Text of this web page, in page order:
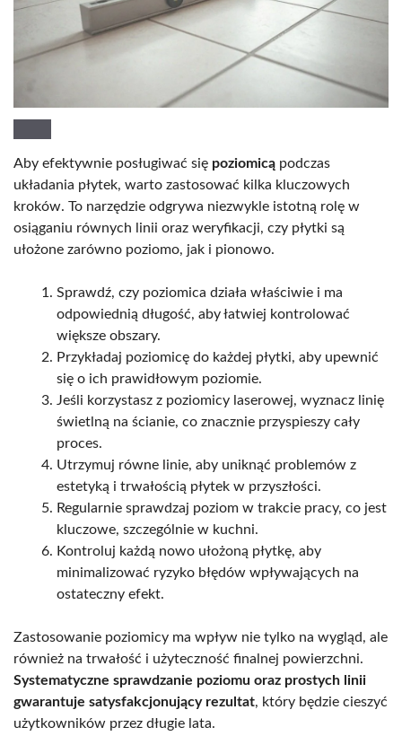
Aby efektywnie posługiwać się poziomicą podczas
układania płytek, warto zastosować kilka kluczowych
kroków. To narzędzie odgrywa niezwykle istotną rolę w
osiąganiu równych linii oraz weryfikacji, czy płytki są
ułożone zarówno poziomo, jak i pionowo.
Sprawdź, czy poziomica działa właściwie i ma
odpowiednią długość, aby łatwiej kontrolować
większe obszary.
Przykładaj poziomicę do każdej płytki, aby upewnić
się o ich prawidłowym poziomie.
Jeśli korzystasz z poziomicy laserowej, wyznacz linię
świetlną na ścianie, co znacznie przyspieszy cały
proces.
Utrzymuj równe linie, aby uniknąć problemów z
estetyką i trwałością płytek w przyszłości.
Regularnie sprawdzaj poziom w trakcie pracy, co jest
kluczowe, szczególnie w kuchni.
Kontroluj każdą nowo ułożoną płytkę, aby
minimalizować ryzyko błędów wpływających na
ostateczny efekt.
Zastosowanie poziomicy ma wpływ nie tylko na wygląd, ale
również na trwałość i użyteczność finalnej powierzchni.
Systematyczne sprawdzanie poziomu oraz prostych linii
gwarantuje satysfakcjonujący rezultat, który będzie cieszyć
użytkowników przez długie lata.